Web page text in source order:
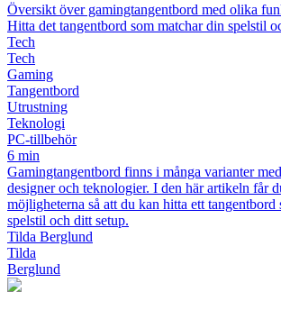
Översikt över gamingtangentbord med olika
Hitta det tangentbord som matchar din spelstil
Tech
Tech
Gaming
Tangentbord
Utrustning
Teknologi
PC-tillbehör
6 min
Gamingtangentbord finns i många varianter
designer och teknologier. I den här artikeln får
möjligheterna så att du kan hitta ett tangentbord
spelstil och ditt setup.
Tilda Berglund
Tilda
Berglund